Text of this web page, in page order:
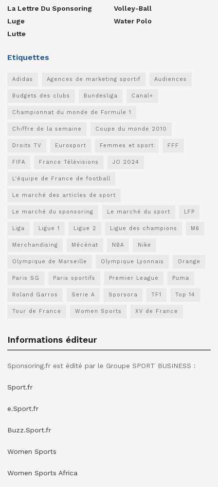
La Lettre Du Sponsoring
Luge
Lutte
Volley-Ball
Water Polo
Etiquettes
Adidas Agences de marketing sportif Audiences
Budgets des clubs Bundesliga Canal+
Championnat du monde de Formule 1
Chiffre de la semaine Coupe du monde 2010
Droits TV Eurosport Femmes et sport FFF
FIFA France Télévisions JO 2024
L'équipe de France de football
Le marché des articles de sport
Le marché du sponsoring Le marché du sport LFP
Liga Ligue 1 Ligue 2 Ligue des champions M6
Merchandising Mécénat NBA Nike
Olympique de Marseille Olympique Lyonnais Orange
Paris SG Paris sportifs Premier League Puma
Roland Garros Serie A Sporsora TF1 Top 14
Tour de France Women Sports XV de France
Informations éditeur
Sponsoring.fr est édité par le Groupe SPORT BUSINESS :
Sport.fr
e.Sport.fr
Buzz.Sport.fr
Women Sports
Women Sports Africa